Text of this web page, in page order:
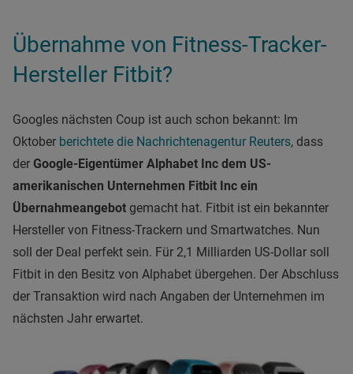
Übernahme von Fitness-Tracker-
Hersteller Fitbit?
Googles nächsten Coup ist auch schon bekannt: Im
Oktober berichtete die Nachrichtenagentur Reuters, dass
der Google-Eigentümer Alphabet Inc dem US-
amerikanischen Unternehmen Fitbit Inc ein
Übernahmeangebot gemacht hat. Fitbit ist ein bekannter
Hersteller von Fitness-Trackern und Smartwatches. Nun
soll der Deal perfekt sein. Für 2,1 Milliarden US-Dollar soll
Fitbit in den Besitz von Alphabet übergehen. Der Abschluss
der Transaktion wird nach Angaben der Unternehmen im
nächsten Jahr erwartet.